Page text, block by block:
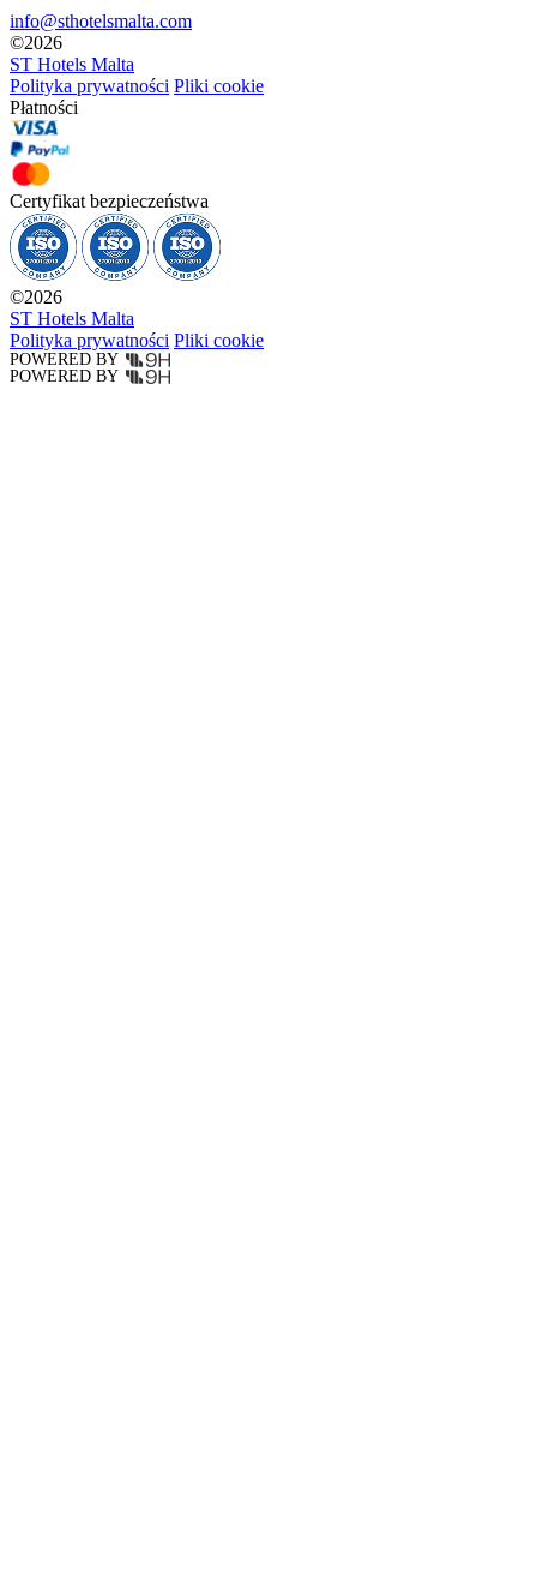
info@sthotelsmalta.com
©2026
ST Hotels Malta
Polityka prywatności Pliki cookie
Płatności
Certyfikat bezpieczeństwa
©2026
ST Hotels Malta
Polityka prywatności Pliki cookie
POWERED BY
POWERED BY